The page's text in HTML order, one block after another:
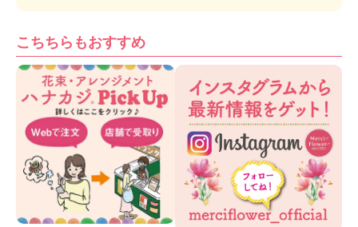
こちちらもおすすめ